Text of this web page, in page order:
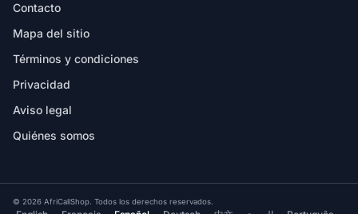
Contacto
Mapa del sitio
Términos y condiciones
Privacidad
Aviso legal
Quiénes somos
© 2026 AfriCallShop. Todos los derechos reservados.